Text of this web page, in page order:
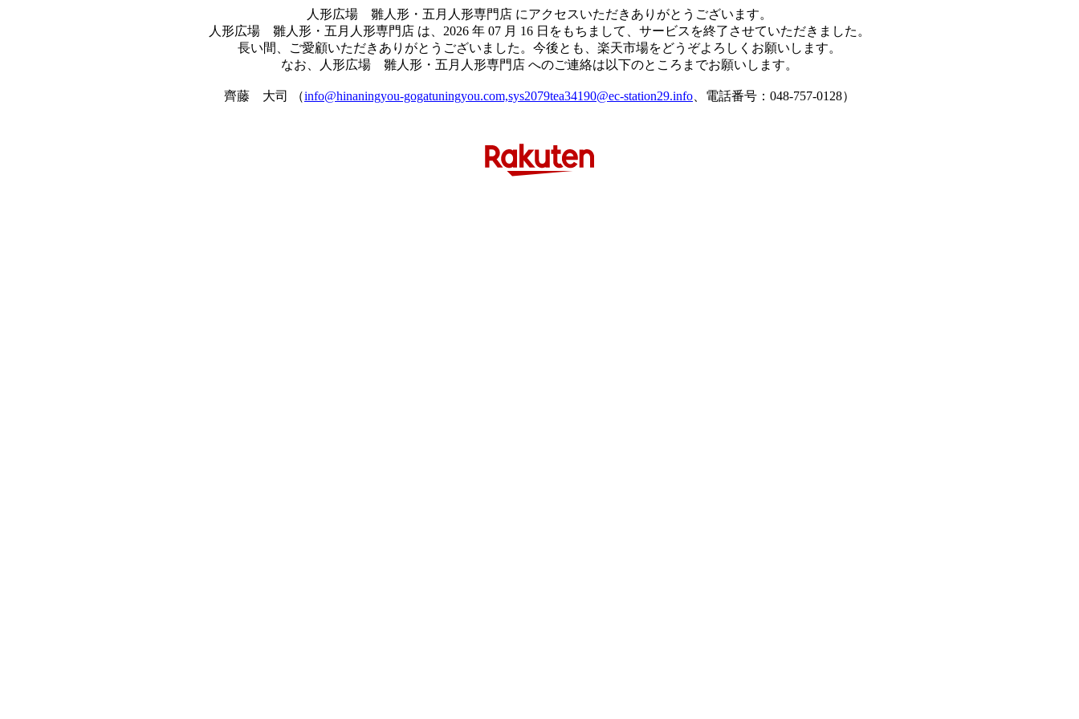
人形広場 雛人形・五月人形専門店 にアクセスいただきありがとうございます。
人形広場 雛人形・五月人形専門店 は、2026 年 07 月 16 日をもちまして、サービスを終了させていただきました。
長い間、ご愛顧いただきありがとうございました。今後とも、楽天市場をどうぞよろしくお願いします。
なお、人形広場 雛人形・五月人形専門店 へのご連絡は以下のところまでお願いします。
齊藤 大司 （info@hinaningyou-gogatuningyou.com,sys2079tea34190@ec-station29.info 、電話番号：048-757-0128）